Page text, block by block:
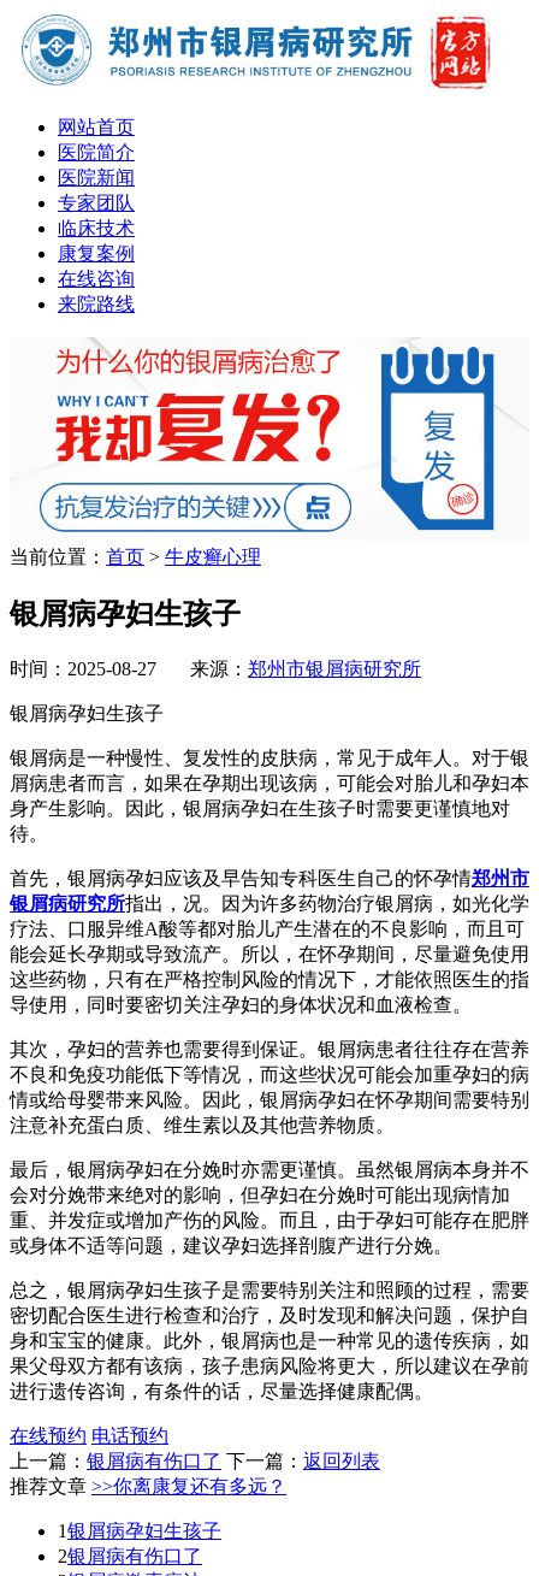
网站首页
医院简介
医院新闻
专家团队
临床技术
康复案例
在线咨询
来院路线
当前位置： 首页 > 牛皮癣心理
银屑病孕妇生孩子
时间：2025-08-27 来源： 郑州市银屑病研究所
银屑病孕妇生孩子
银屑病是一种慢性、复发性的皮肤病，常见于成年人。对于银
屑病患者而言，如果在孕期出现该病，可能会对胎儿和孕妇本
身产生影响。因此，银屑病孕妇在生孩子时需要更谨慎地对
待。
首先，银屑病孕妇应该及早告知专科医生自己的怀孕情郑州市
银屑病研究所指出，况。因为许多药物治疗银屑病，如光化学
疗法、口服异维A酸等都对胎儿产生潜在的不良影响，而且可
能会延长孕期或导致流产。所以，在怀孕期间，尽量避免使用
这些药物，只有在严格控制风险的情况下，才能依照医生的指
导使用，同时要密切关注孕妇的身体状况和血液检查。
其次，孕妇的营养也需要得到保证。银屑病患者往往存在营养
不良和免疫功能低下等情况，而这些状况可能会加重孕妇的病
情或给母婴带来风险。因此，银屑病孕妇在怀孕期间需要特别
注意补充蛋白质、维生素以及其他营养物质。
最后，银屑病孕妇在分娩时亦需更谨慎。虽然银屑病本身并不
会对分娩带来绝对的影响，但孕妇在分娩时可能出现病情加
重、并发症或增加产伤的风险。而且，由于孕妇可能存在肥胖
或身体不适等问题，建议孕妇选择剖腹产进行分娩。
总之，银屑病孕妇生孩子是需要特别关注和照顾的过程，需要
密切配合医生进行检查和治疗，及时发现和解决问题，保护自
身和宝宝的健康。此外，银屑病也是一种常见的遗传疾病，如
果父母双方都有该病，孩子患病风险将更大，所以建议在孕前
进行遗传咨询，有条件的话，尽量选择健康配偶。
在线预约 电话预约
上一篇： 银屑病有伤口了 下一篇： 返回列表
推荐文章 >>你离康复还有多远？
1银屑病孕妇生孩子
2银屑病有伤口了